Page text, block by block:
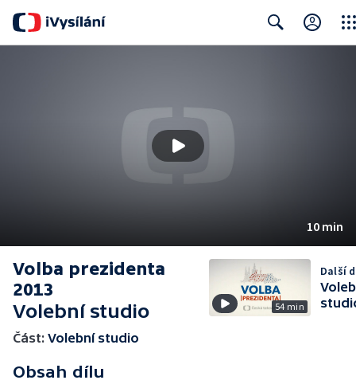
10 min
Volba prezidenta
2013
Volební studio
Část: Volební studio
Obsah dílu
54 min
Další